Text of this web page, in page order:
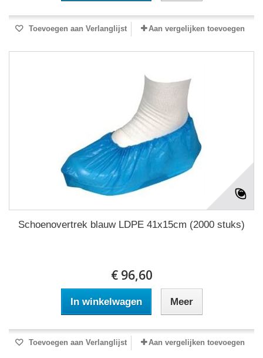
Toevoegen aan Verlanglijst Aan vergelijken toevoegen
Schoenovertrek blauw LDPE 41x15cm (2000 stuks)
€ 96,60
In winkelwagen Meer
Toevoegen aan Verlanglijst Aan vergelijken toevoegen